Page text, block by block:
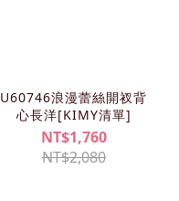
U60746浪漫蕾絲開衩背
心長洋[KIMY清單]
NT$1,760
NT$2,080